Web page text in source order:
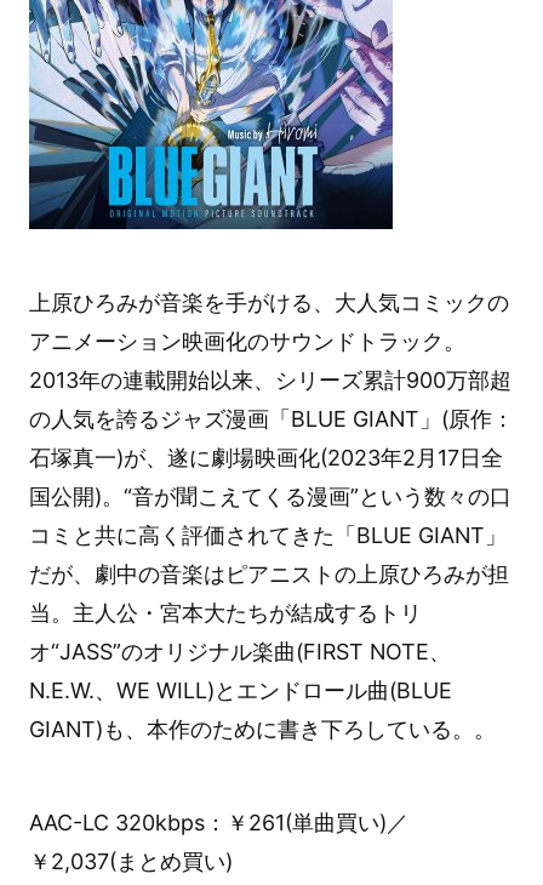
上原ひろみが音楽を手がける、大人気コミックの
アニメーション映画化のサウンドトラック。
2013年の連載開始以来、シリーズ累計900万部超
の人気を誇るジャズ漫画「BLUE GIANT」(原作：
石塚真一)が、遂に劇場映画化(2023年2月17日全
国公開)。“音が聞こえてくる漫画”という数々の口
コミと共に高く評価されてきた「BLUE GIANT」
だが、劇中の音楽はピアニストの上原ひろみが担
当。主人公・宮本大たちが結成するトリ
オ“JASS”のオリジナル楽曲(FIRST NOTE、
N.E.W.、WE WILL)とエンドロール曲(BLUE
GIANT)も、本作のために書き下ろしている。。
AAC-LC 320kbps：￥261(単曲買い)／
￥2,037(まとめ買い)